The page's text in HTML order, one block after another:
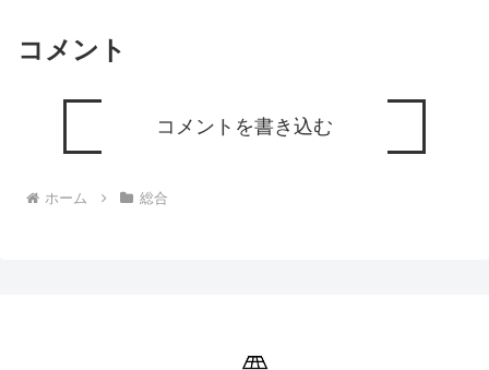
コメント
コメントを書き込む
ホーム 総合